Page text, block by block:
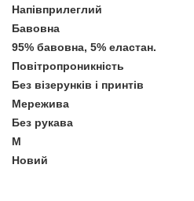
Напівприлеглий
Бавовна
95% бавовна, 5% еластан.
Повітропроникність
Без візерунків і принтів
Мережива
Без рукава
M
Новий